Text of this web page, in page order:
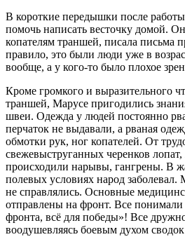
В короткие передышки после
помочь написать весточку домой.
копателям траншей, писала письма
правило, это были люди уже в
вообще, а у кого-то было плохое
Кроме громкого и выразительного
траншей, Марусе пригодились
швеи. Одежда у людей постоянно
перчаток не выдавали, а рваная
обмотки рук, ног копателей. От
свежевыструганных черенков
происходили нарывы, гангрены. В
полевых условиях народ заболевал.
не справлялись. Основные
отправлены на фронт. Все
фронта, всё для победы»! Все
воодушевляясь боевым духом